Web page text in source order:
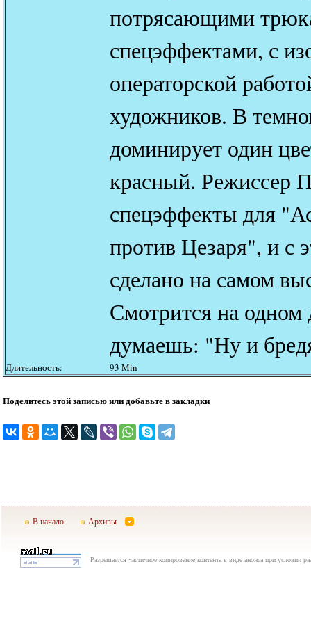
потрясающими
спецэффектами, с
операторской
художников. В
доминирует один
красный. Режиссер
спецэффекты для
против Цезаря", и с
сделано на самом
Смотрится на
думаешь: "Ну и
Длительность: 93 Min
Поделитесь этой записью или добавьте в закладки
В начало Архивы
Разрешается частичное копирование контента в виде анонса при условии